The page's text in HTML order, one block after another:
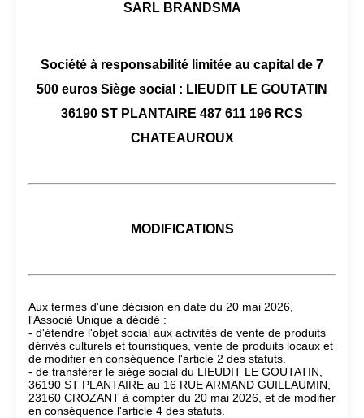
SARL BRANDSMA
Société à responsabilité limitée au capital de 7
500 euros Siège social : LIEUDIT LE GOUTATIN
36190 ST PLANTAIRE 487 611 196 RCS
CHATEAUROUX
MODIFICATIONS
Aux termes d'une décision en date du 20 mai 2026,
l'Associé Unique a décidé :
- d'étendre l'objet social aux activités de vente de produits
dérivés culturels et touristiques, vente de produits locaux et
de modifier en conséquence l'article 2 des statuts.
- de transférer le siège social du LIEUDIT LE GOUTATIN,
36190 ST PLANTAIRE au 16 RUE ARMAND GUILLAUMIN,
23160 CROZANT à compter du 20 mai 2026, et de modifier
en conséquence l'article 4 des statuts.